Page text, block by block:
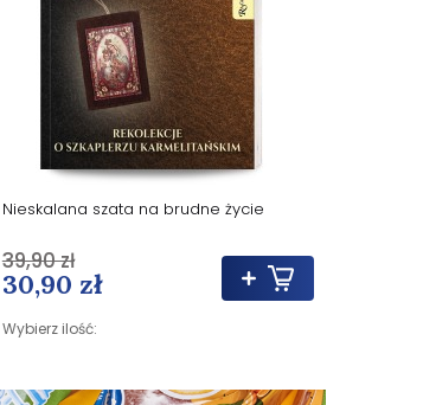
Nieskalana szata na brudne życie
30,90 zł
Wybierz ilość:
39,90 zł